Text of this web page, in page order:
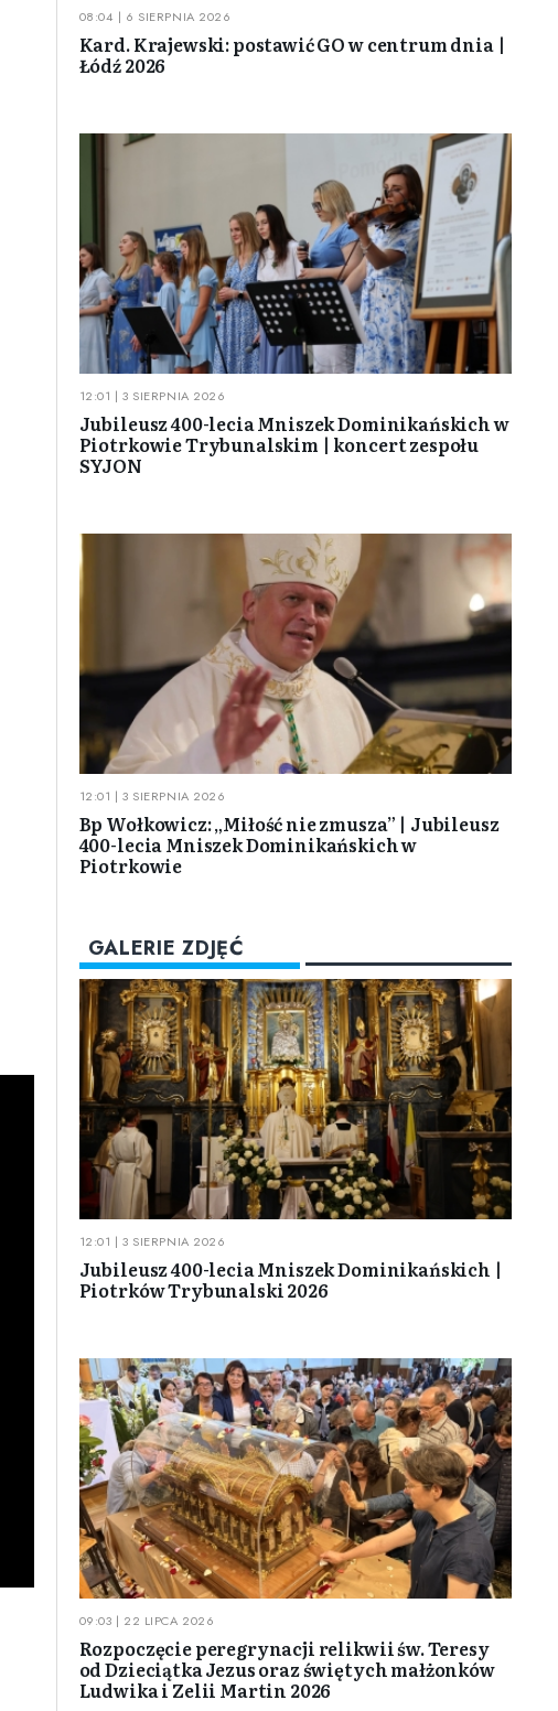
08:04 | 6 SIERPNIA 2026
Kard. Krajewski: postawić GO w centrum dnia |
Łódź 2026
12:01 | 3 SIERPNIA 2026
Jubileusz 400-lecia Mniszek Dominikańskich w
Piotrkowie Trybunalskim | koncert zespołu
SYJON
12:01 | 3 SIERPNIA 2026
Bp Wołkowicz: „Miłość nie zmusza” | Jubileusz
400-lecia Mniszek Dominikańskich w
Piotrkowie
GALERIE ZDJĘĆ
12:01 | 3 SIERPNIA 2026
Jubileusz 400-lecia Mniszek Dominikańskich |
Piotrków Trybunalski 2026
09:03 | 22 LIPCA 2026
Rozpoczęcie peregrynacji relikwii św. Teresy
od Dzieciątka Jezus oraz świętych małżonków
Ludwika i Zelii Martin 2026